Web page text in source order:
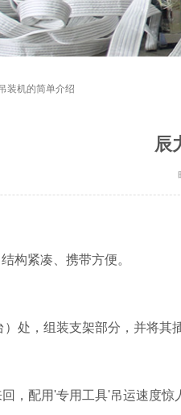
装机的简单介绍
辰
构紧凑、携带方便。
处，组装支架部分，并将其
配用'专用工具'吊运速度惊